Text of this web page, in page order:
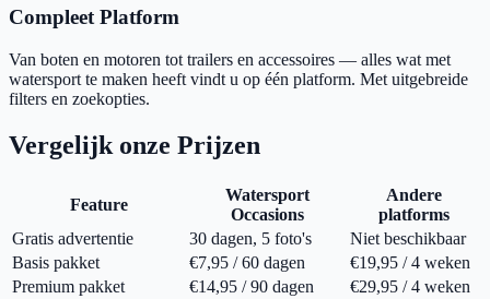
Compleet Platform
Van boten en motoren tot trailers en accessoires — alles wat met
watersport te maken heeft vindt u op één platform. Met uitgebreide
filters en zoekopties.
Vergelijk onze Prijzen
Feature
Watersport
Occasions
Andere
platforms
Gratis advertentie
30 dagen, 5 foto's
Niet beschikbaar
Basis pakket
€7,95 / 60 dagen
€19,95 / 4 weken
Premium pakket
€14,95 / 90 dagen
€29,95 / 4 weken